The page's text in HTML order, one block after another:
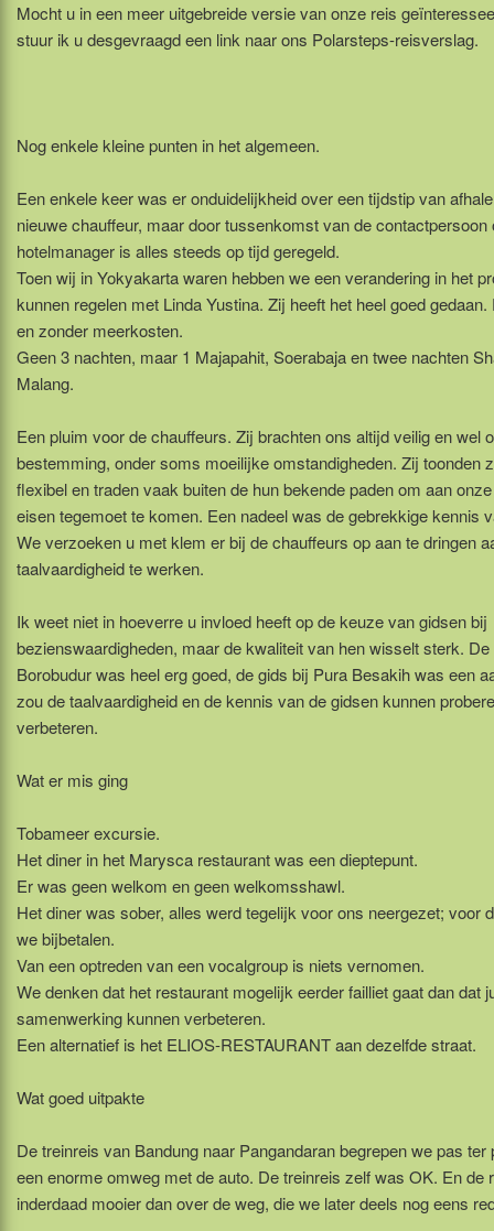
Mocht u in een meer uitgebreide versie van onze reis
stuur ik u desgevraagd een link naar ons Polarsteps-reisverslag.
Nog enkele kleine punten in het algemeen.
Een enkele keer was er onduidelijkheid over een tijdstip van
nieuwe chauffeur, maar door tussenkomst van de contactpersoon
hotelmanager is alles steeds op tijd geregeld.
Toen wij in Yokyakarta waren hebben we een verandering in het
kunnen regelen met Linda Yustina. Zij heeft het heel goed
en zonder meerkosten.
Geen 3 nachten, maar 1 Majapahit, Soerabaja en twee nachten
Malang.
Een pluim voor de chauffeurs. Zij brachten ons altijd veilig en wel
bestemming, onder soms moeilijke omstandigheden. Zij toonden
flexibel en traden vaak buiten de hun bekende paden om aan
eisen tegemoet te komen. Een nadeel was de gebrekkige kennis
We verzoeken u met klem er bij de chauffeurs op aan te dringen
taalvaardigheid te werken.
Ik weet niet in hoeverre u invloed heeft op de keuze van gidsen bij
bezienswaardigheden, maar de kwaliteit van hen wisselt sterk.
Borobudur was heel erg goed, de gids bij Pura Besakih was een
zou de taalvaardigheid en de kennis van de gidsen kunnen
verbeteren.
Wat er mis ging
Tobameer excursie.
Het diner in het Marysca restaurant was een dieptepunt.
Er was geen welkom en geen welkomsshawl.
Het diner was sober, alles werd tegelijk voor ons neergezet; voor
we bijbetalen.
Van een optreden van een vocalgroup is niets vernomen.
We denken dat het restaurant mogelijk eerder failliet gaat dan dat
samenwerking kunnen verbeteren.
Een alternatief is het ELIOS-RESTAURANT aan dezelfde straat.
Wat goed uitpakte
De treinreis van Bandung naar Pangandaran begrepen we pas ter
een enorme omweg met de auto. De treinreis zelf was OK. En de
inderdaad mooier dan over de weg, die we later deels nog eens